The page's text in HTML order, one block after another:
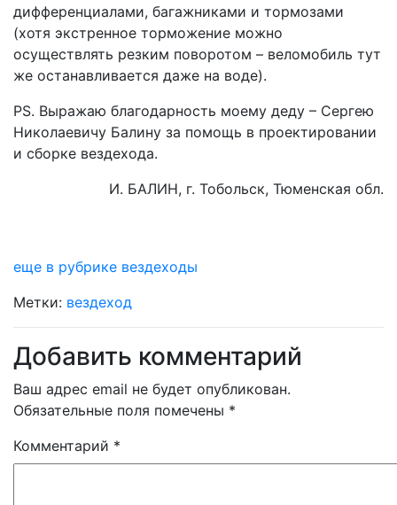
дифференциалами, багажниками и тормозами
(хотя экстренное торможение можно
осуществлять резким поворотом – веломобиль тут
же останавливается даже на воде).
PS. Выражаю благодарность моему деду – Сергею
Николаевичу Балину за помощь в проектировании
и сборке вездехода.
И. БАЛИН, г. Тобольск, Тюменская обл.
еще в рубрике вездеходы
Метки: вездеход
Добавить комментарий
Ваш адрес email не будет опубликован.
Обязательные поля помечены *
Комментарий *